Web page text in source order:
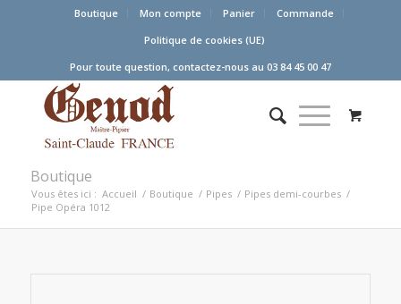
Boutique Mon compte Panier
Commande
Politique de cookies (UE)
Pour toute question, contactez-nous au 03 84 45 00 47
Boutique
Vous êtes ici : Accueil / Boutique / Pipes / Pipes demi-courbes /
Pipe Opéra 1012